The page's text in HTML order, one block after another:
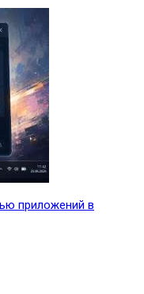
приложений в